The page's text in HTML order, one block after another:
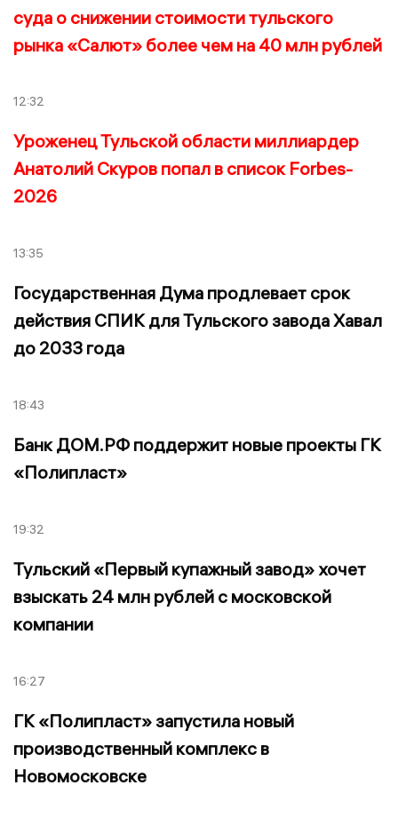
суда о снижении стоимости тульского
рынка «Салют» более чем на 40 млн рублей
12:32
Уроженец Тульской области миллиардер
Анатолий Скуров попал в список Forbes-
2026
13:35
Государственная Дума продлевает срок
действия СПИК для Тульского завода Хавал
до 2033 года
18:43
Банк ДОМ.РФ поддержит новые проекты ГК
«Полипласт»
19:32
Тульский «Первый купажный завод» хочет
взыскать 24 млн рублей с московской
компании
16:27
ГК «Полипласт» запустила новый
производственный комплекс в
Новомосковске